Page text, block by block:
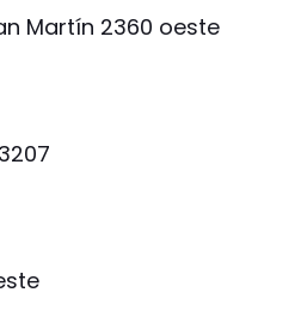
Martín 2360 oeste